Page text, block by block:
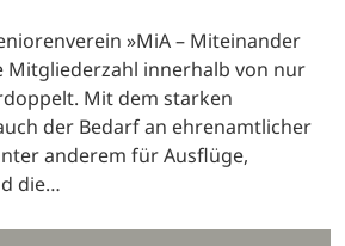
»MiA – Miteinander
Mitgliederzahl innerhalb von nur
Mit dem starken
der Bedarf an ehrenamtlicher
anderem für Ausflüge,
die…